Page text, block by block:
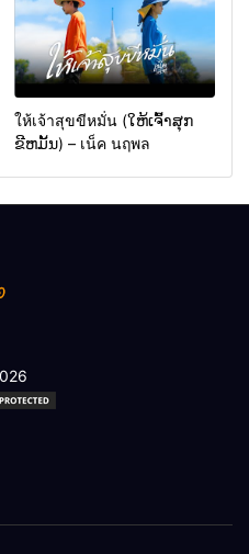
ให้เจ้าสุขขีหมั่น (ໃຫ້ເຈົ້າສຸກ
ຂີຫມັ້ນ) – เน็ค นฤพล